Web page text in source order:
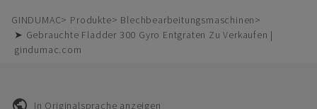
GINDUMAC Produkte
Blechbearbeitungsmaschinen
➤ Gebrauchte Fladder 300 Gyro Entgraten Zu Verkaufen |
gindumac.com
In Originalsprache anzeigen